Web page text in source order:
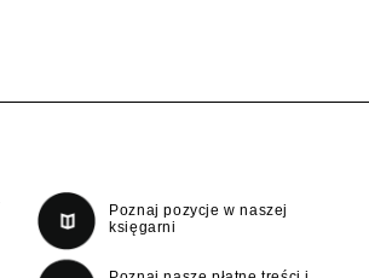
Poznaj pozycje w naszej
księgarni